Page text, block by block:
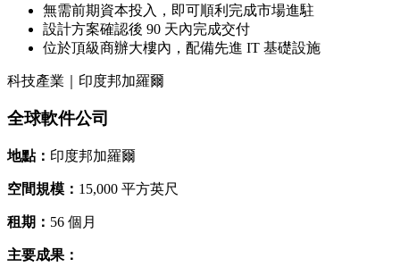
無需前期資本投入，即可順利完成市場進駐
設計方案確認後 90 天內完成交付
位於頂級商辦大樓內，配備先進 IT 基礎設施
科技產業｜印度邦加羅爾
全球軟件公司
地點： 印度邦加羅爾
空間規模： 15,000 平方英尺
租期： 56 個月
主要成果：